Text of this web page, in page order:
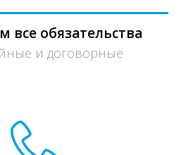
все обязательства
и договорные